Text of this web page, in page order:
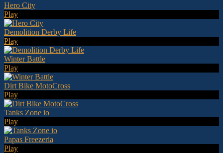
Hero City
Play
Demolition Derby Life
Play
Winter Battle
Play
Dirt Bike MotoCross
Play
Tanks Zone io
Play
Papas Freezeria
Play